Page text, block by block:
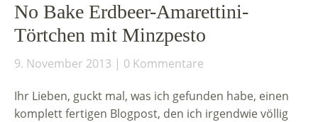
No Bake Erdbeer-Amarettini-
Törtchen mit Minzpesto
9. November 2013 0 Kommentare
Ihr Lieben, guckt mal, was ich gefunden habe, einen
komplett fertigen Blogpost, den ich irgendwie völlig